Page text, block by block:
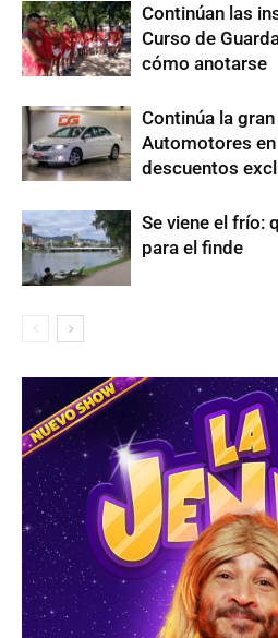
Continúan las
Curso de
cómo anotarse
Continúa la
Automotores
descuentos
Se viene el frío:
para el finde